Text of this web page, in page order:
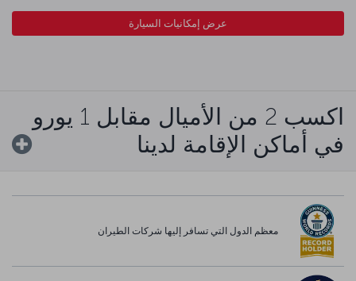
عرض إمكانيات السيارة
اكسب 2 من الأميال مقابل 1 يورو
في أماكن الإقامة لدينا
معظم الدول التي تسافر إليها شركات الطيران